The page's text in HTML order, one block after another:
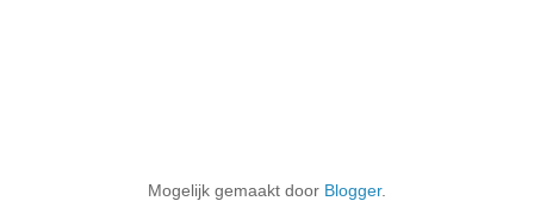
Mogelijk gemaakt door Blogger.